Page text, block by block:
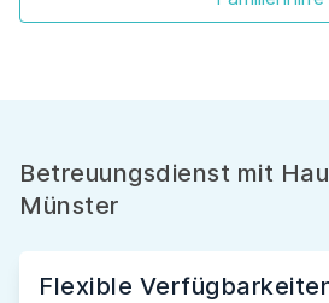
Betreuungsdienst mit
Münster
Flexible